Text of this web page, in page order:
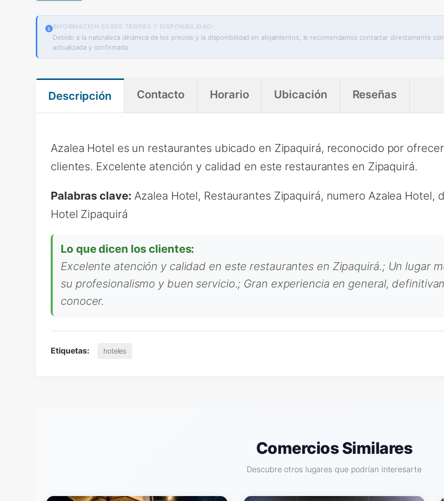
INFORMACIÓN SOBRE TARIFAS Y DISPONIBILIDAD:
Debido a la naturaleza dinámica de los precios y la disponibilidad en alojamientos, le recomendamos contactar directamente
actualizada y confirmada.
Descripción Contacto Horario Ubicación Reseñas
Azalea Hotel es un restaurantes ubicado en Zipaquirá, reconocido por
clientes. Excelente atención y calidad en este restaurantes en Zipaquirá.
Palabras clave: Azalea Hotel, Restaurantes Zipaquirá, numero Azalea Hotel,
Hotel Zipaquirá
Lo que dicen los clientes:
Excelente atención y calidad en este restaurantes en Zipaquirá.; Un lugar
su profesionalismo y buen servicio.; Gran experiencia en general,
conocer.
Etiquetas: hoteles
Comercios Similares
Descubre otros lugares que podrían interesarte